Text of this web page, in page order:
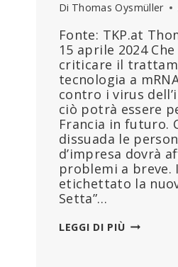
Di Thomas Oysmüller
Fonte: TKP.at
15 aprile 2024
criticare il
tecnologia a
contro i virus
ciò potrà essere
Francia in futuro.
dissuada le
d’impresa dovrà
problemi a breve.
etichettato la
Setta”…
LEGGI DI PIÙLA